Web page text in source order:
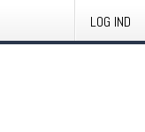
LOG IND